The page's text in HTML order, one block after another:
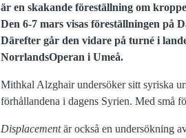
är en skakande föreställning om
Den 6-7 mars visas föreställningen på
Därefter går den vidare på turné i
NorrlandsOperan i Umeå.
Mithkal Alzghair undersöker sitt syriska
förhållandena i dagens Syrien. Med små
Displacementär också en undersökning